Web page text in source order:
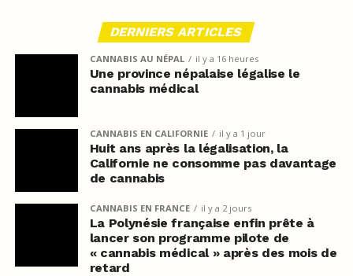
DERNIERS ARTICLES
CANNABIS AU NÉPAL il y a 16 heures
Une province népalaise légalise le
cannabis médical
CANNABIS EN CALIFORNIE il y a 1 jour
Huit ans après la légalisation, la
Californie ne consomme pas davantage
de cannabis
CANNABIS EN FRANCE il y a 2 jours
La Polynésie française enfin prête à
lancer son programme pilote de
« cannabis médical » après des mois de
retard